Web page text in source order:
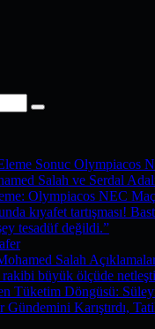
Arama
Sonuc Olympiacos
Salah ve Serdal
Olympiacos NEC
kıyafet tartışması!
tesadüf değildi.”
Salah
rakibi büyük ölçüde netleşti
Tüketim Döngüsü:
Karıştırdı,